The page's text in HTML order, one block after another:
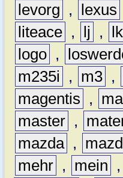
levorg
, lexus
liteace , lj ,
logo ,
m235i
, m3 ,
magentis
,
master ,
mazda ,
mehr , mein ,